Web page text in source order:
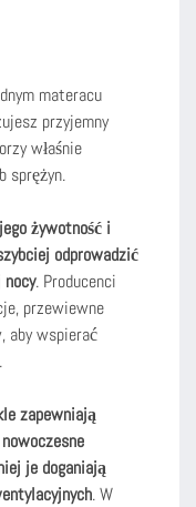
materacu
przyjemny
właśnie
sprężyn.
żywotność i
odprowadzić
. Producenci
przewiewne
aby wspierać
zapewniają
je doganiają
. W